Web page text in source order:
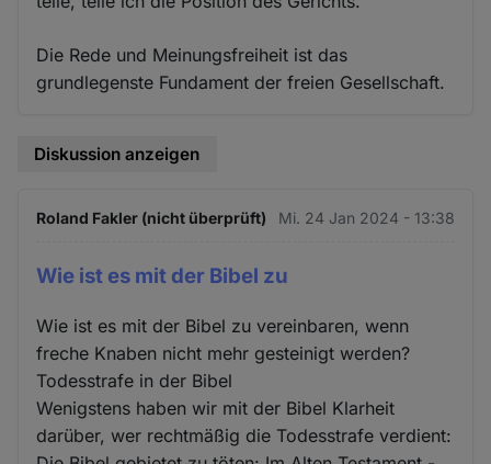
Die Rede und Meinungsfreiheit ist das
grundlegenste Fundament der freien Gesellschaft.
Diskussion anzeigen
Roland Fakler (nicht überprüft) Mi. 24 Jan 2024 - 13:38
Wie ist es mit der Bibel zu
Wie ist es mit der Bibel zu vereinbaren, wenn
freche Knaben nicht mehr gesteinigt werden?
Todesstrafe in der Bibel
Wenigstens haben wir mit der Bibel Klarheit
darüber, wer rechtmäßig die Todesstrafe verdient: